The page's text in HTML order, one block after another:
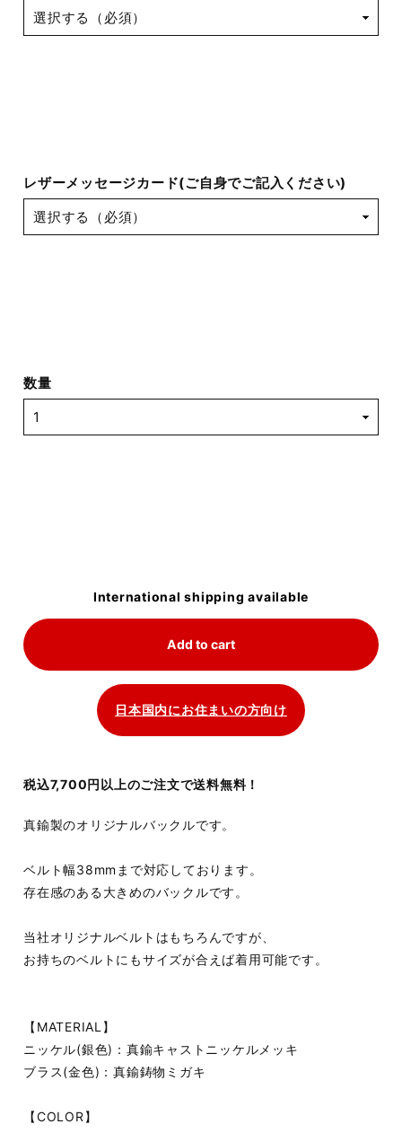
レザーメッセージカード(ご自身でご記入ください)
数量
International shipping available
Add to cart
日本国内にお住まいの方向け
税込7,700円以上のご注文で送料無料！
真鍮製のオリジナルバックルです。
ベルト幅38mmまで対応しております。
存在感のある大きめのバックルです。
当社オリジナルベルトはもちろんですが、
お持ちのベルトにもサイズが合えば着用可能です。
【MATERIAL】
ニッケル(銀色)：真鍮キャストニッケルメッキ
ブラス(金色)：真鍮鋳物ミガキ
【COLOR】